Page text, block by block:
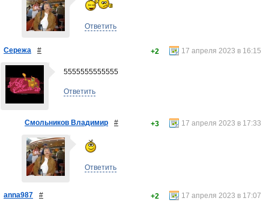
Ответить
Сережа # 17 апреля 2023 в 16:15
+2
5555555555555
Ответить
Смольников Владимир # 17 апреля 2023 в 17:33
+3
Ответить
anna987 # 17 апреля 2023 в 17:07
+2